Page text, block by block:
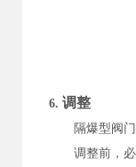
6. 调整
隔爆型阀
调整前，